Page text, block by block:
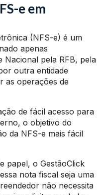
e em
(NFS-e) é um
apenas
Nacional pela RFB, pela
outra entidade
as operações de
de fácil acesso para
o objetivo do
da NFS-e mais fácil
papel, o GestãoClick
nota fiscal seja uma
não necessita